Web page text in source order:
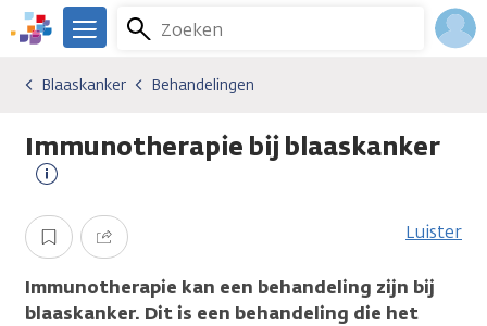
Overslaan
en
gaan
We
er
je.
Kanker.nl
Zoeken
Menu
Kankersoorten
Blaaskanker
Behandelingen
Blaaskanker Behandelingen
Immunotherapie bij blaaskanker
informatie
Opslaan Delen Luister
Immunotherapie kan een behandeling zijn bij
blaaskanker. Dit is een behandeling die het